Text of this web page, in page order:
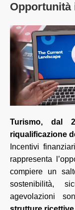
Opportunità
Turismo, dal
riqualificazione
Incentivi
rappresenta
compiere un
sostenibilità,
agevolazioni